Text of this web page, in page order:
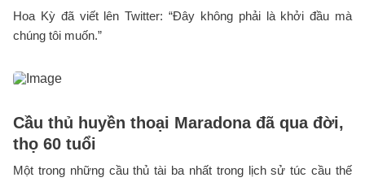
Hoa Kỳ đã viết lên Twitter: “Đây không phải là khởi đầu mà
chúng tôi muốn.”
Cầu thủ huyền thoại Maradona đã qua đời,
thọ 60 tuổi
Một trong những cầu thủ tài ba nhất trong lịch sử túc cầu thế